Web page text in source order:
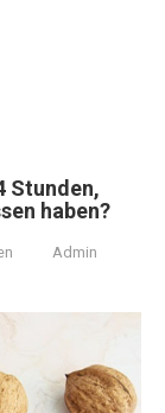
Stunden,
haben?
Admin